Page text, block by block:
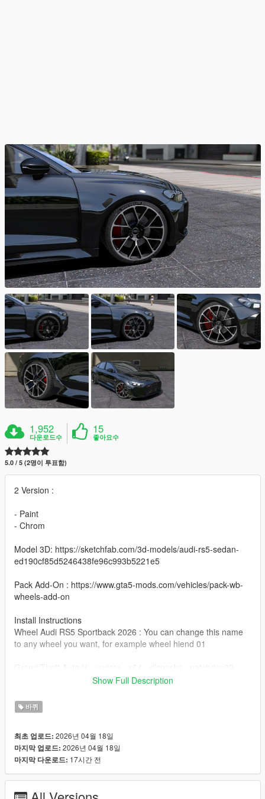
1,952
다운로드수
15
좋아요수
5.0 / 5 (2명이 투표함)
2 Version :
- Paint
- Chrom
Model 3D: https://sketchfab.com/3d-models/audi-rs5-sedan-
ed190cf85d5246438fe96c993b5221e5
Pack Add-On : https://www.gta5-mods.com/vehicles/pack-wb-
wheels-add-on
Install Instructions
Wheel Audi RS5 Sportback 2026 : You can change this name
to any wheel you want, for example wheel hiend 01
dlc - x64 - levels - patchday22ng - vehiclemods - wheels-mods
You can use the add on wheels pack [
https://www.patreon.com/posts/wb-pack-wheels-99963272 ]
the carcols.meta in the name of the wheel
Show Full Description
바퀴
최초 업로드: 2026년 04월 18일
마지막 업로드: 2026년 04월 18일
마지막 다운로드: 17시간 전